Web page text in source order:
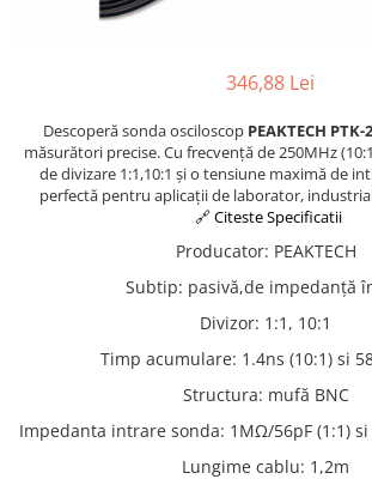
Osciloscoape B&K PRECISION
Osciloscoape HANTEK
Osciloscoape KEYSIGHT
Osciloscoape OWON
Osciloscoape Peaktech
Osciloscoape ROHDE & SCHWARZ
Osciloscoape TELEDYNE LECROY
Osciloscoape UNI-T
346,88 Lei
Descoperă sonda osciloscop PEAKTECH PTK-
măsurători precise. Cu frecvență de 250MHz
de divizare 1:1,10:1 și o tensiune maximă de
perfectă pentru aplicații de laborator,
🔗 Citeste Specificatii
Producator: PEAKTECH
Subtip: pasivă,de impedanţă
Divizor: 1:1, 10:1
Timp acumulare: 1.4ns (10:1) si
Structura: mufă BNC
Impedanta intrare sonda: 1MΩ/56pF (1:1)
Lungime cablu: 1,2m